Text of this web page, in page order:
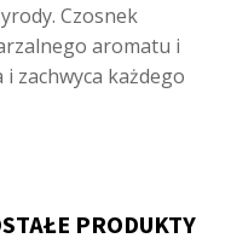
Czosnek
aromatu i
zachwyca każdego
PRODUKTY